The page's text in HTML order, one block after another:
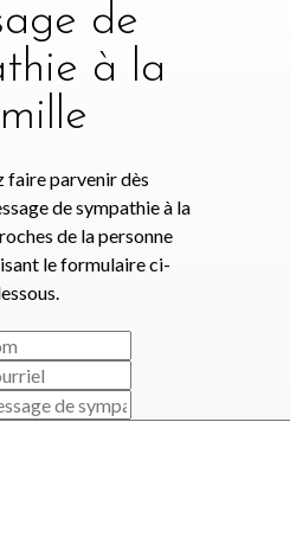
de
à la
faire parvenir dès
de sympathie à la
de la personne
le formulaire ci-